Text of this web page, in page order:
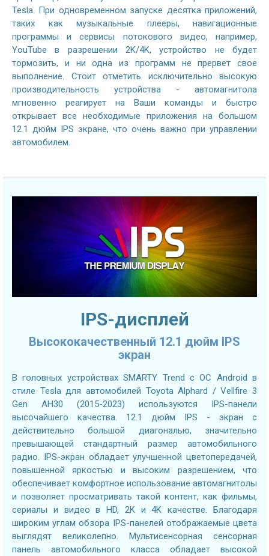
Tesla. При одновременном запуске десятка приложений,
таких как музыкальные плееры, навигационные
программы и сервисы потокового видео, например,
YouTube в разрешении 2K/4K, устройство не будет
тормозить, и ни одна из программ не прервет свое
выполнение. Стоит отметить исключительно высокую
производительность устройства - автомагнитола
мгновенно реагирует на Ваши команды и быстро
открывает все необходимые приложения на большом
12.1 дюйм IPS экране, что очень важно при управлении
автомобилем.
IPS-дисплей
Высококачественный 12.1 дюйм IPS
экран
В головных устройствах SMARTY Trend с ОС Android в
стиле Tesla для автомобилей Toyota Alphard / Vellfire 3
Gen AH30 (2015-2023) используются IPS-панели
высочайшего качества. 12.1 дюйм IPS - экран с
действительно большой диагональю, значительно
превышающей стандартный размер автомобильного
радио. IPS-экран обладает улучшенной цветопередачей,
повышенной яркостью и высоким разрешением, что
обеспечивает комфортное использование автомагнитолы
и позволяет просматривать такой контент, как фильмы,
сериалы и видео в HD, 2K и 4K качестве. Благодаря
широким углам обзора IPS-панелей отображаемые цвета
выглядят великолепно. Мультисенсорная сенсорная
панель автомобильного класса обладает высокой